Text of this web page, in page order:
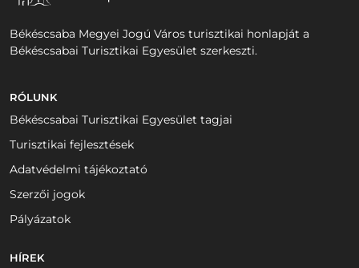
Békéscsaba Megyei Jogú Város turisztikai honlapját a
Békéscsabai Turisztikai Egyesület szerkeszti.
RÓLUNK
Békéscsabai Turisztikai Egyesület tagjai
Turisztikai fejlesztések
Adatvédelmi tájékoztató
Szerzői jogok
Pályázatok
HÍREK